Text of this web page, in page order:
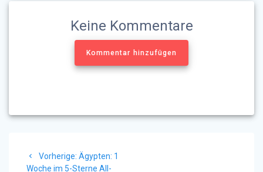
Keine Kommentare
Kommentar hinzufügen
Beitragsnavigation
Vorherige: Vorheriger
Beitrag:
Ägypten: 1
Woche im 5-Sterne All-